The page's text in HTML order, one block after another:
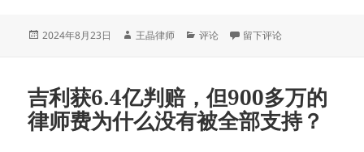
发
2024年8月23日
作
王晶律师
分
评论 于《黑神话：悟空》被多
留下评论
吉利获6.4亿判赔，但900多万的
律师费为什么没有被全部支持？